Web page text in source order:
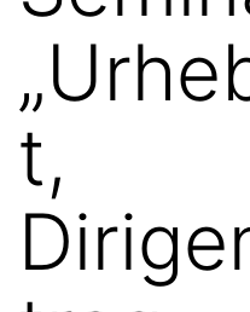
t,